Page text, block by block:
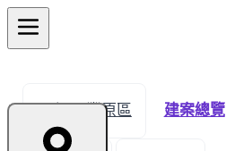
← 返回豐原區 建案總覽